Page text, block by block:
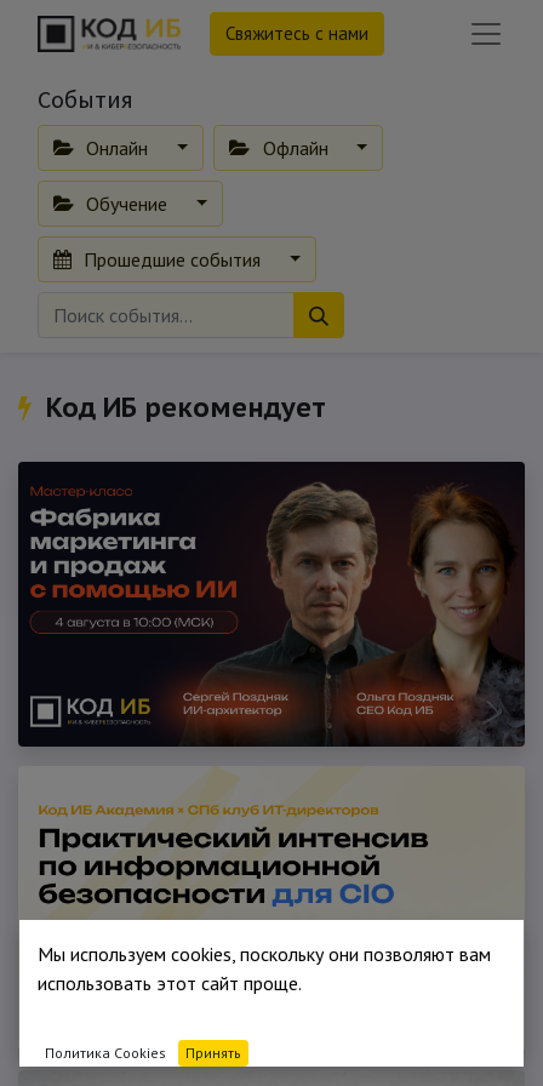
Свяжитесь с нами
События
Онлайн Офлайн
Обучение
Прошедшие события
Код ИБ рекомендует
Мы используем cookies, поскольку они позволяют вам
использовать этот сайт проще.
Политика Cookies Принять